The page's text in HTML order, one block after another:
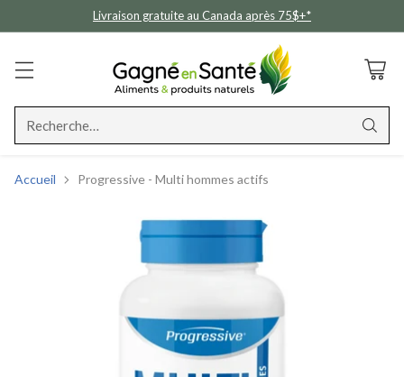
Livraison gratuite au Canada après 75$+*
Recherche…
Accueil Progressive - Multi hommes actifs